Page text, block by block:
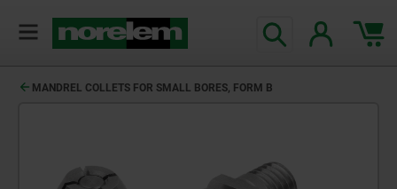
MANDREL COLLETS FOR SMALL BORES, FORM B